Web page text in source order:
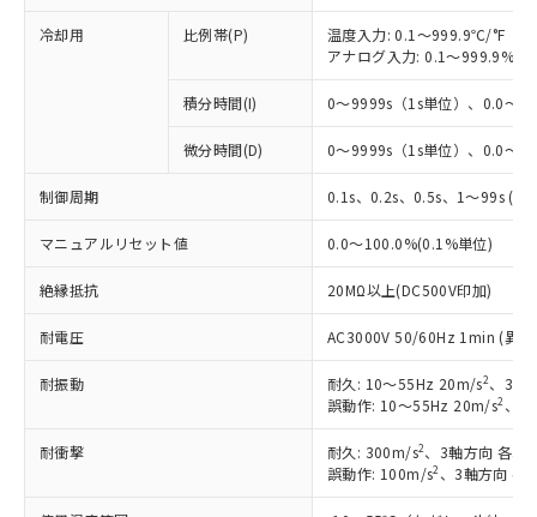
冷却用 比例帯(P)
温度入力: 0.1～999.9℃/°F（
アナログ入力: 0.1～999.9%FS
積分時間(I) 0～9999s（1s単位）、0.0～
微分時間(D) 0～9999s（1s単位）、0.0～
制御周期 0.1s、0.2s、0.5s、1～99s (1s
マニュアルリセット値 0.0～100.0%(0.1%単位)
絶縁抵抗 20MΩ以上(DC500V印加)
耐電圧 AC3000V 50/60Hz 1min (異極
耐振動 耐久: 10～55Hz 20m/s2、3軸
誤動作: 10～55Hz 20m/s2 、3
耐衝撃 耐久: 300m/s2、3軸方向 各3回
誤動作: 100m/s2 、3軸方向 各
ご利用条件
以下の条件をお読みいただき、同意のうえ
本サービスは、当社制御機器事業取扱
商品の当社在庫状況および標準価格
(税抜)を提供させていただくもので
※1 対応状況
対応済み：EU RoHS指令（10物質）の
非含有に対応した製品が提供可能な商品で
す。
対応予定：EU RoHS指令（10物質）の非含
有に対応した製品に切り替える予定のある
対応予定なし：EU RoHS指令（10物質）の
非含有の対応状況を調査中または確認中の
非該当品：ライセンス料など無形物で、有
「○」：最大均質材料含有率が中国RoHSの